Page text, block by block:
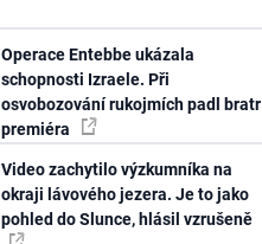
Operace Entebbe ukázala
schopnosti Izraele. Při
osvobozování rukojmích padl bratr
premiéra
Video zachytilo výzkumníka na
okraji lávového jezera. Je to jako
pohled do Slunce, hlásil vzrušeně